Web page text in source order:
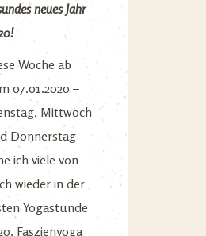
neues Jahr
Woche ab
07.01.2020 –
Mittwoch
Donnerstag
ich viele von
wieder in der
Yogastunde
Faszienyoga